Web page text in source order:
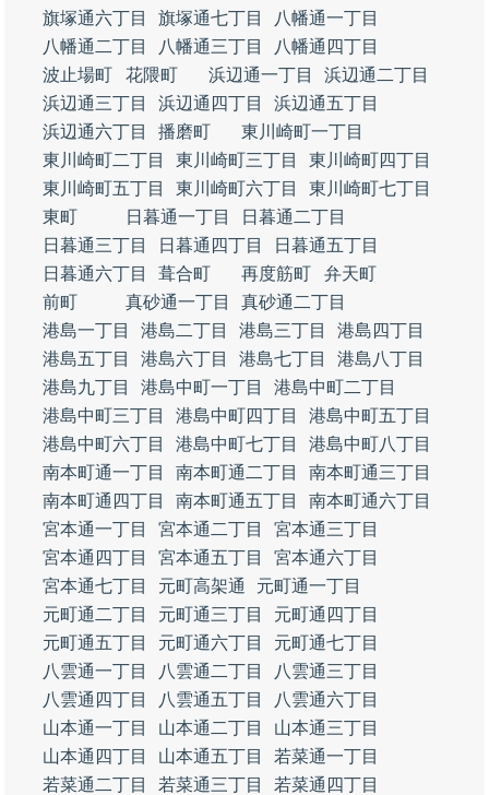
旗塚通六丁目
旗塚通七丁目
八幡通一丁目
八幡通二丁目
八幡通三丁目
八幡通四丁目
波止場町
花隈町 浜辺通一丁目
浜辺通二丁目
浜辺通三丁目
浜辺通四丁目
浜辺通五丁目
浜辺通六丁目
播磨町
東川崎町一丁目
東川崎町二丁目
東川崎町三丁目
東川崎町四丁目
東川崎町五丁目
東川崎町六丁目
東川崎町七丁目
東町
日暮通一丁目
日暮通二丁目
日暮通三丁目
日暮通四丁目
日暮通五丁目
日暮通六丁目
葺合町 再度筋町
弁天町
前町
真砂通一丁目
真砂通二丁目
港島一丁目
港島二丁目 港島三丁目
港島四丁目
港島五丁目
港島六丁目 港島七丁目
港島八丁目
港島九丁目
港島中町一丁目
港島中町二丁目
港島中町三丁目
港島中町四丁目
港島中町五丁目
港島中町六丁目
港島中町七丁目
港島中町八丁目
南本町通一丁目
南本町通二丁目
南本町通三丁目
南本町通四丁目
南本町通五丁目
南本町通六丁目
宮本通一丁目
宮本通二丁目
宮本通三丁目
宮本通四丁目
宮本通五丁目
宮本通六丁目
宮本通七丁目
元町高架通
元町通一丁目
元町通二丁目
元町通三丁目
元町通四丁目
元町通五丁目
元町通六丁目
元町通七丁目
八雲通一丁目
八雲通二丁目
八雲通三丁目
八雲通四丁目
八雲通五丁目
八雲通六丁目
山本通一丁目
山本通二丁目
山本通三丁目
山本通四丁目
山本通五丁目
若菜通一丁目
若菜通二丁目
若菜通三丁目
若菜通四丁目